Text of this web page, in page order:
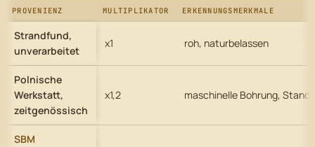
PROVENIENZ MULTIPLIKATOR ERKENNUNGSMERKMALE
Strandfund,
unverarbeitet
x1 roh, naturbelassen
Polnische
Werkstatt,
zeitgenössisch
x1,2 maschinelle Bohrung,
SBM